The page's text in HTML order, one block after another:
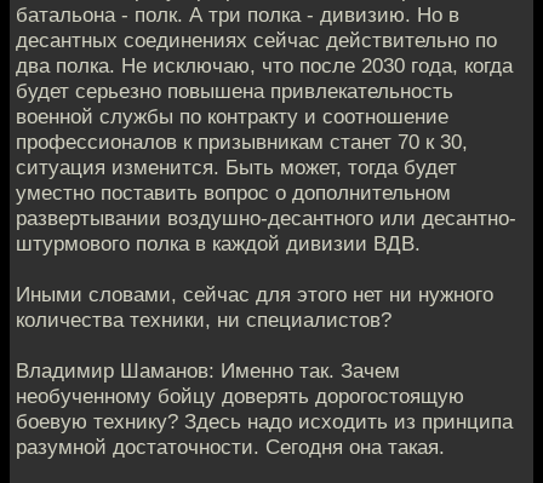
батальона - полк. А три полка - дивизию. Но в
десантных соединениях сейчас действительно по
два полка. Не исключаю, что после 2030 года, когда
будет серьезно повышена привлекательность
военной службы по контракту и соотношение
профессионалов к призывникам станет 70 к 30,
ситуация изменится. Быть может, тогда будет
уместно поставить вопрос о дополнительном
развертывании воздушно-десантного или десантно-
штурмового полка в каждой дивизии ВДВ.
Иными словами, сейчас для этого нет ни нужного
количества техники, ни специалистов?
Владимир Шаманов: Именно так. Зачем
необученному бойцу доверять дорогостоящую
боевую технику? Здесь надо исходить из принципа
разумной достаточности. Сегодня она такая.